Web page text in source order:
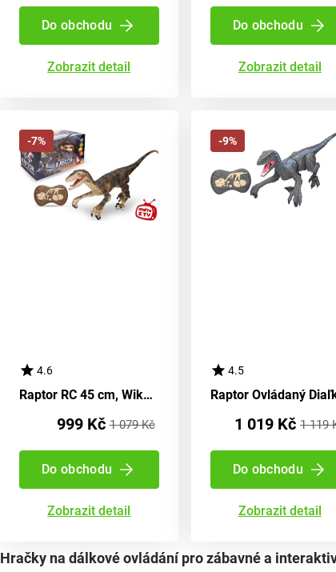
Do obchodu
Zobrazit detail
Do obchodu
Zobrazit detail
-7%
4.6
Raptor RC 45 cm, Wiky RC, W009189 -> Dravec RC 45 cm, Wiky RC, W009189
999 Kč 1 079 Kč
Do obchodu
Zobrazit detail
-9%
4.5
1 019 Kč 1 119
Do obchodu
Zobrazit detail
Hračky na dálkové ovládání pro zábavné a